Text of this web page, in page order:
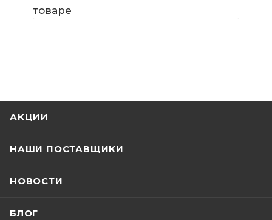
товаре
АКЦИИ
НАШИ ПОСТАВЩИКИ
НОВОСТИ
БЛОГ